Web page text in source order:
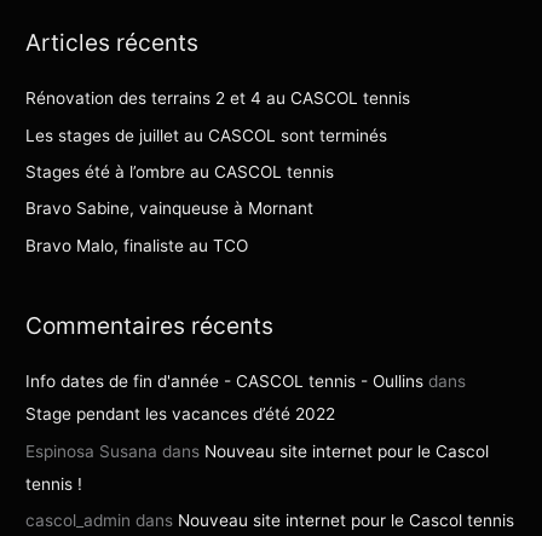
h
c
h
e
r
Articles récents
Rénovation des terrains 2 et 4 au CASCOL tennis
Les stages de juillet au CASCOL sont terminés
Stages été à l’ombre au CASCOL tennis
Bravo Sabine, vainqueuse à Mornant
Bravo Malo, finaliste au TCO
Commentaires récents
Info dates de fin d'année - CASCOL tennis - Oullins dans
Stage pendant les vacances d’été 2022
Espinosa Susana dans Nouveau site internet pour le Cascol
tennis !
cascol_admin dans Nouveau site internet pour le Cascol tennis